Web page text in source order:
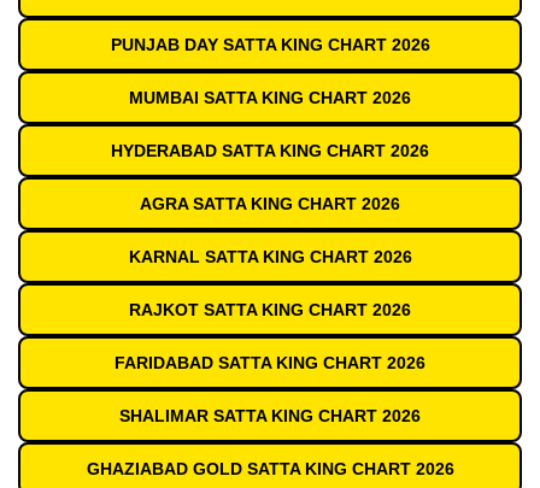
PUNJAB DAY SATTA KING CHART 2026
MUMBAI SATTA KING CHART 2026
HYDERABAD SATTA KING CHART 2026
AGRA SATTA KING CHART 2026
KARNAL SATTA KING CHART 2026
RAJKOT SATTA KING CHART 2026
FARIDABAD SATTA KING CHART 2026
SHALIMAR SATTA KING CHART 2026
GHAZIABAD GOLD SATTA KING CHART 2026